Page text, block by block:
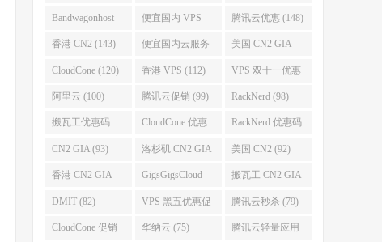
(255)
Bandwagonhost
(188)
便宜国内 VPS
(167)
腾讯云优惠 (148)
香港 CN2 (143) 便宜国内云服务
器 (128)
美国 CN2 GIA
(123)
CloudCone (120) 香港 VPS (112) VPS 双十一优惠
促销 (106)
阿里云 (100) 腾讯云促销 (99) RackNerd (98)
搬瓦工优惠码
(96)
CloudCone 优惠
码 (96)
RackNerd 优惠码
(94)
CN2 GIA (93) 洛杉矶 CN2 GIA
(93)
美国 CN2 (92)
香港 CN2 GIA
(92)
GigsGigsCloud
(85)
搬瓦工 CN2 GIA
(83)
DMIT (82) VPS 黑五优惠促
销整理 (80)
腾讯云秒杀 (79)
CloudCone 促销 华纳云 (75) 腾讯云轻量应用